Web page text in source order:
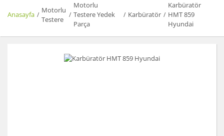
Anasayfa
Motorlu
Testere
Motorlu
Testere Yedek
Parça
Karbüratör
Karbüratör
HMT 859
Hyundai